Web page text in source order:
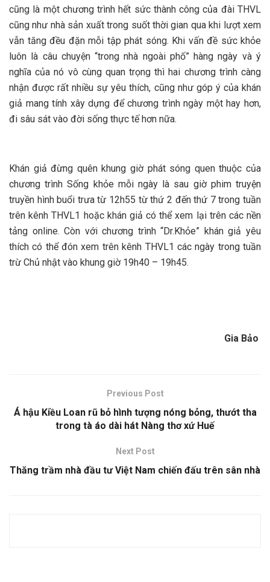
cũng là một chương trình hết sức thành công của đài THVL
cũng như nhà sản xuất trong suốt thời gian qua khi lượt xem
vẫn tăng đều đặn mỗi tập phát sóng. Khi vấn đề sức khỏe
luôn là câu chuyện “trong nhà ngoài phố” hàng ngày và ý
nghĩa của nó vô cùng quan trọng thì hai chương trình càng
nhận được rất nhiều sự yêu thích, cũng như góp ý của khán
giả mang tính xây dựng để chương trình ngày một hay hơn,
đi sâu sát vào đời sống thực tế hơn nữa.
Khán giả đừng quên khung giờ phát sóng quen thuộc của
chương trình Sống khỏe mỗi ngày là sau giờ phim truyện
truyền hình buổi trưa từ 12h55 từ thứ 2 đến thứ 7 trong tuần
trên kênh THVL1 hoặc khán giả có thể xem lại trên các nền
tảng online. Còn với chương trình “Dr.Khỏe” khán giả yêu
thích có thể đón xem trên kênh THVL1 các ngày trong tuần
trừ Chủ nhật vào khung giờ 19h40 – 19h45.
Gia Bảo
Previous Post
Á hậu Kiều Loan rũ bỏ hình tượng nóng bỏng, thướt tha
trong tà áo dài hát Nàng thơ xứ Huế
Next Post
Thăng trầm nhà đầu tư Việt Nam chiến đấu trên sân nhà